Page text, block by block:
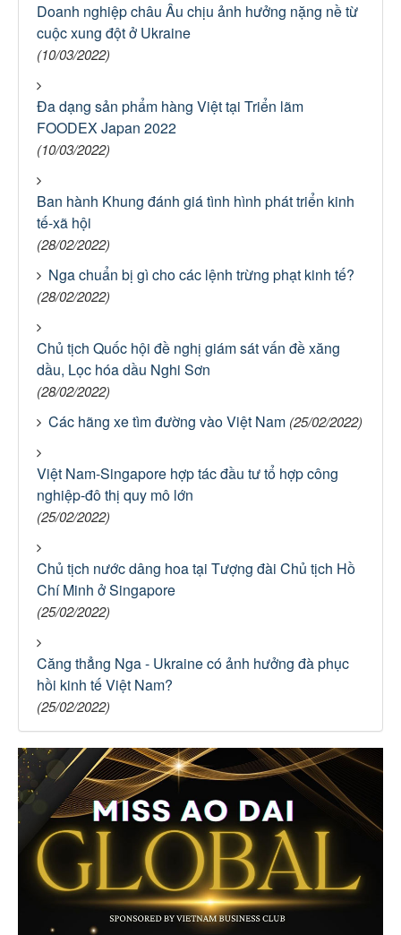
Doanh nghiệp châu Âu chịu ảnh hưởng nặng nề từ
cuộc xung đột ở Ukraine
(10/03/2022)
Đa dạng sản phẩm hàng Việt tại Triển lãm
FOODEX Japan 2022
(10/03/2022)
Ban hành Khung đánh giá tình hình phát triển kinh
tế-xã hội
(28/02/2022)
Nga chuẩn bị gì cho các lệnh trừng phạt kinh tế?
(28/02/2022)
Chủ tịch Quốc hội đề nghị giám sát vấn đề xăng
dầu, Lọc hóa dầu Nghi Sơn
(28/02/2022)
Các hãng xe tìm đường vào Việt Nam (25/02/2022)
Việt Nam-Singapore hợp tác đầu tư tổ hợp công
nghiệp-đô thị quy mô lớn
(25/02/2022)
Chủ tịch nước dâng hoa tại Tượng đài Chủ tịch Hồ
Chí Minh ở Singapore
(25/02/2022)
Căng thẳng Nga - Ukraine có ảnh hưởng đà phục
hồi kinh tế Việt Nam?
(25/02/2022)